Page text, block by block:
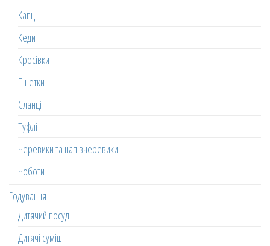
Капці
Кеди
Кросівки
Пінетки
Сланці
Туфлі
Черевики та напівчеревики
Чоботи
Годування
Дитячий посуд
Дитячі суміші